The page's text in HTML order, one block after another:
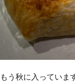
う秋に入ってい